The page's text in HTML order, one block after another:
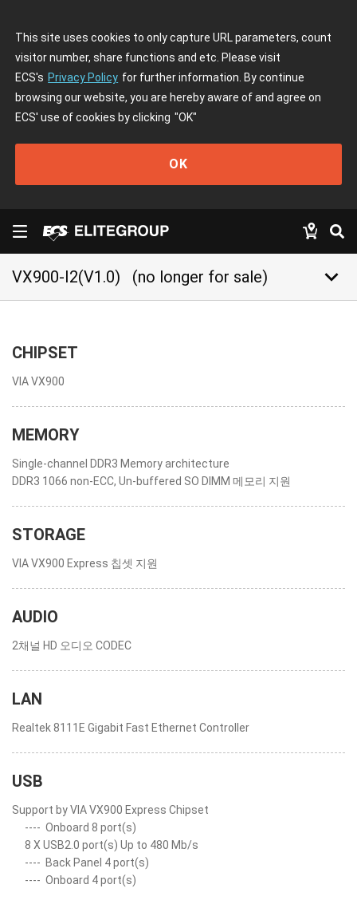
This site uses cookies to only capture URL parameters, count
visitor number, share functions and etc. Please visit
ECS's Privacy Policy for further information. By continue
browsing our website, you are hereby aware of and agree on
ECS' use of cookies by clicking "OK"
OK
VX900-I2(V1.0) (no longer for sale) keyboard_arrow_down
CHIPSET
VIA VX900
MEMORY
Single-channel DDR3 Memory architecture
DDR3 1066 non-ECC, Un-buffered SO DIMM 메모리 지원
STORAGE
VIA VX900 Express 칩셋 지원
AUDIO
2채널 HD 오디오 CODEC
LAN
Realtek 8111E Gigabit Fast Ethernet Controller
USB
Support by VIA VX900 Express Chipset
---- Onboard 8 port(s)
8 X USB2.0 port(s) Up to 480 Mb/s
---- Back Panel 4 port(s)
---- Onboard 4 port(s)